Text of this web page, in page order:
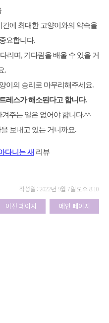
에 최대한 고양이와의 약속을
요합니다.
리며, 기다림을 배울 수 있을 거
.
이의 승리로 마무리해주세요.
레스가 해소된다고 합니다.
주는 일은 없어야 합니다.^^
보내고 있는 거니까요.
다니는 새 리뷰
작성일 : 2022년 9월 7일 오후 8:10
이전 페이지 메인 페이지